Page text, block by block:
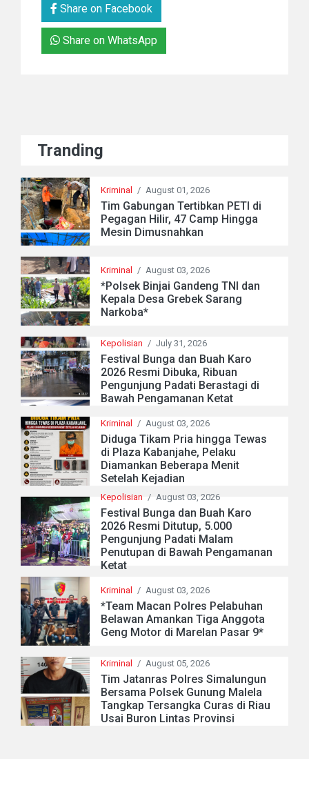
Share on Facebook
Share on WhatsApp
Tranding
Kriminal / August 01, 2026
Tim Gabungan Tertibkan PETI di
Pegagan Hilir, 47 Camp Hingga
Mesin Dimusnahkan
Kriminal / August 03, 2026
*Polsek Binjai Gandeng TNI dan
Kepala Desa Grebek Sarang
Narkoba*
Kepolisian / July 31, 2026
Festival Bunga dan Buah Karo
2026 Resmi Dibuka, Ribuan
Pengunjung Padati Berastagi di
Bawah Pengamanan Ketat
Kriminal / August 03, 2026
Diduga Tikam Pria hingga Tewas
di Plaza Kabanjahe, Pelaku
Diamankan Beberapa Menit
Setelah Kejadian
Kepolisian / August 03, 2026
Festival Bunga dan Buah Karo
2026 Resmi Ditutup, 5.000
Pengunjung Padati Malam
Penutupan di Bawah Pengamanan
Ketat
Kriminal / August 03, 2026
*Team Macan Polres Pelabuhan
Belawan Amankan Tiga Anggota
Geng Motor di Marelan Pasar 9*
Kriminal / August 05, 2026
Tim Jatanras Polres Simalungun
Bersama Polsek Gunung Malela
Tangkap Tersangka Curas di Riau
Usai Buron Lintas Provinsi